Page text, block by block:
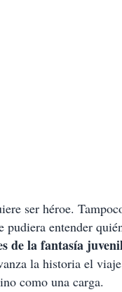
ser héroe.
pudiera entender
de la fantasía
la historia el
como una carga.